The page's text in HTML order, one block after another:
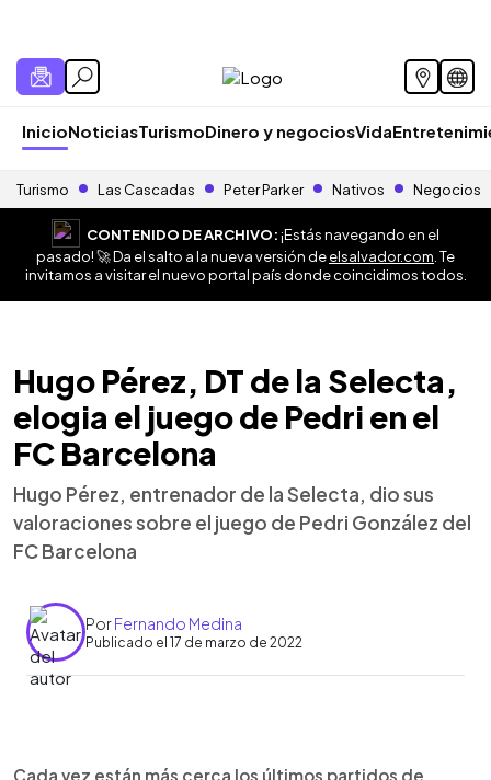
InicioNoticiasTurismoDinero y negociosVida
Turismo Las Cascadas Peter Parker Nativos Negocios
CONTENIDO DE ARCHIVO:¡Estás navegando en el
pasado! 🚀 Da el salto a la nueva versión deelsalvador.com . Te
invitamos a visitar el nuevo portal país donde coincidimos todos.
Hugo Pérez, DT de la Selecta,
elogia el juego de Pedri en el
FC Barcelona
Hugo Pérez, entrenador de la Selecta, dio sus
valoraciones sobre el juego de Pedri González del
FC Barcelona
PorFernando Medina
Publicado el 17 de marzo de 2022
Escuchar artículo
Cada vez están más cerca los últimos partidos de